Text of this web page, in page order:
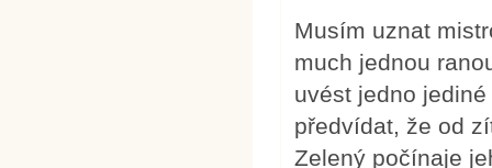
Musím uznat
much jednou
uvést jedno
předvídat, že od
Zelený počínaje